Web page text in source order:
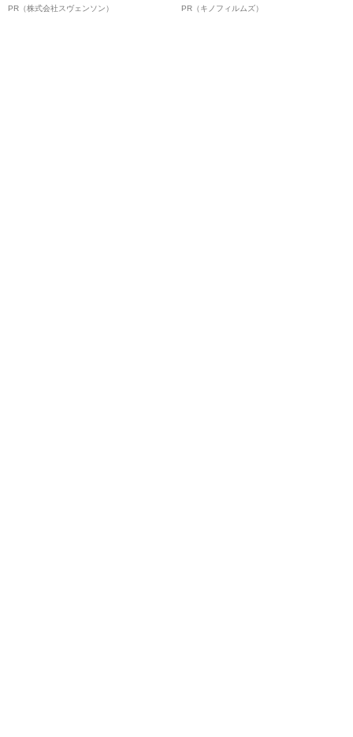
オイ”や“ベタつき”を解消す
PR（株式会社スヴェンソン）
ボ》
PR（キノフィルムズ）